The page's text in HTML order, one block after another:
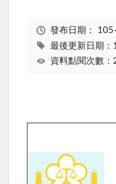
發布日期：
最後更新日期
資料點閱次數：